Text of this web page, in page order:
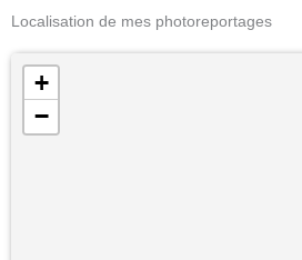
Localisation de mes photoreportages
+
−